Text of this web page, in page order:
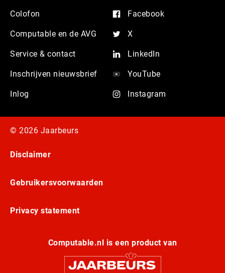
Colofon
Computable en de AVG
Service & contact
Inschrijven nieuwsbrief
Inlog
Facebook
X
LinkedIn
YouTube
Instagram
© 2026 Jaarbeurs
Disclaimer
Gebruikersvoorwaarden
Privacy statement
Computable.nl is een product van